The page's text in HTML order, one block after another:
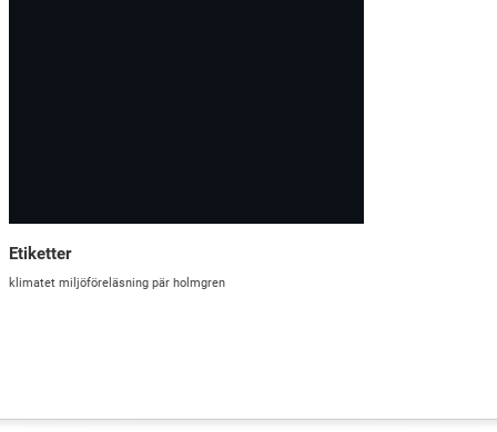
Etiketter
klimatet miljöföreläsning pär holmgren